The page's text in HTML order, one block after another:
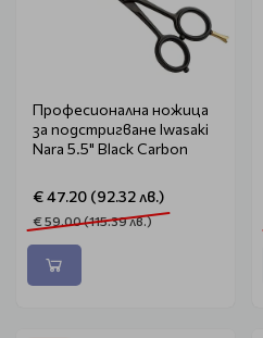
Професионална ножица
за подстригване Iwasaki
Nara 5.5" Black Carbon
€ 47.20 (92.32 лв.)
€ 59.00 (115.39 лв.)